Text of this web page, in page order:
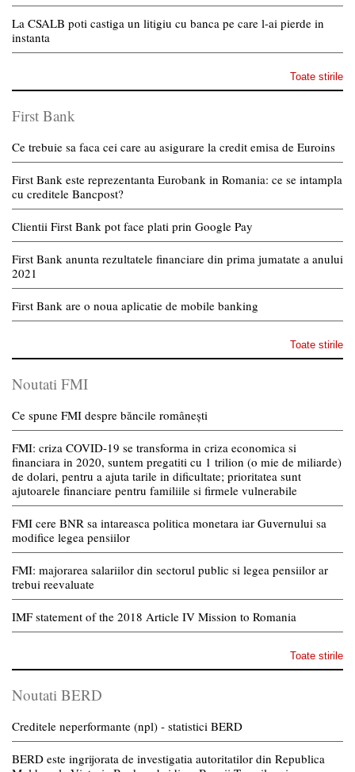
La CSALB poti castiga un litigiu cu banca pe care l-ai pierde in
instanta
Toate stirile
First Bank
Ce trebuie sa faca cei care au asigurare la credit emisa de Euroins
First Bank este reprezentanta Eurobank in Romania: ce se intampla
cu creditele Bancpost?
Clientii First Bank pot face plati prin Google Pay
First Bank anunta rezultatele financiare din prima jumatate a anului
2021
First Bank are o noua aplicatie de mobile banking
Toate stirile
Noutati FMI
Ce spune FMI despre băncile românești
FMI: criza COVID-19 se transforma in criza economica si
financiara in 2020, suntem pregatiti cu 1 trilion (o mie de miliarde)
de dolari, pentru a ajuta tarile in dificultate; prioritatea sunt
ajutoarele financiare pentru familiile si firmele vulnerabile
FMI cere BNR sa intareasca politica monetara iar Guvernului sa
modifice legea pensiilor
FMI: majorarea salariilor din sectorul public si legea pensiilor ar
trebui reevaluate
IMF statement of the 2018 Article IV Mission to Romania
Toate stirile
Noutati BERD
Creditele neperformante (npl) - statistici BERD
BERD este ingrijorata de investigatia autoritatilor din Republica